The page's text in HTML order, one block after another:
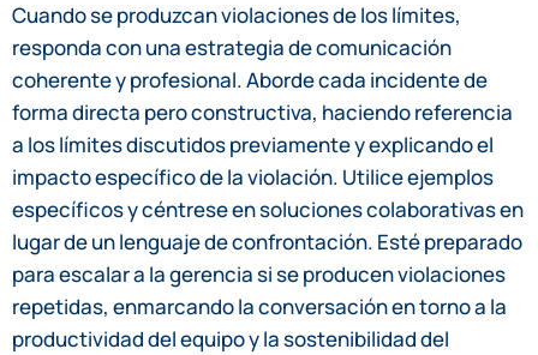
Cuando se produzcan violaciones de los límites,
responda con una estrategia de comunicación
coherente y profesional. Aborde cada incidente de
forma directa pero constructiva, haciendo referencia
a los límites discutidos previamente y explicando el
impacto específico de la violación. Utilice ejemplos
específicos y céntrese en soluciones colaborativas en
lugar de un lenguaje de confrontación. Esté preparado
para escalar a la gerencia si se producen violaciones
repetidas, enmarcando la conversación en torno a la
productividad del equipo y la sostenibilidad del